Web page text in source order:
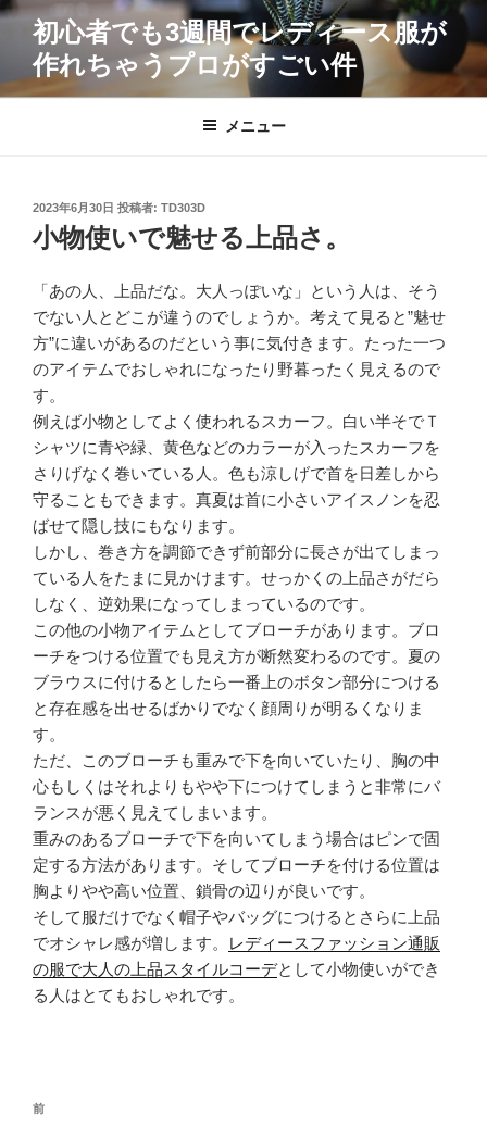
コ
初心者でも3週間でレディース服が
作れちゃうプロがすごい件
メニュー
投
日:
2023年6月30日 投稿者: TD303D
小物使いで魅せる上品さ。
「あの人、上品だな。大人っぽいな」という人は、そう
でない人とどこが違うのでしょうか。考えて見ると”魅せ
方”に違いがあるのだという事に気付きます。たった一つ
のアイテムでおしゃれになったり野暮ったく見えるので
す。
例えば小物としてよく使われるスカーフ。白い半そでＴ
シャツに青や緑、黄色などのカラーが入ったスカーフを
さりげなく巻いている人。色も涼しげで首を日差しから
守ることもできます。真夏は首に小さいアイスノンを忍
ばせて隠し技にもなります。
しかし、巻き方を調節できず前部分に長さが出てしまっ
ている人をたまに見かけます。せっかくの上品さがだら
しなく、逆効果になってしまっているのです。
この他の小物アイテムとしてブローチがあります。ブロ
ーチをつける位置でも見え方が断然変わるのです。夏の
ブラウスに付けるとしたら一番上のボタン部分につける
と存在感を出せるばかりでなく顔周りが明るくなりま
す。
ただ、このブローチも重みで下を向いていたり、胸の中
心もしくはそれよりもやや下につけてしまうと非常にバ
ランスが悪く見えてしまいます。
重みのあるブローチで下を向いてしまう場合はピンで固
定する方法があります。そしてブローチを付ける位置は
胸よりやや高い位置、鎖骨の辺りが良いです。
そして服だけでなく帽子やバッグにつけるとさらに上品
でオシャレ感が増します。
レディースファッション通販
の服で大人の上品スタイルコーデとして小物使いができ
る人はとてもおしゃれです。
投
過
前